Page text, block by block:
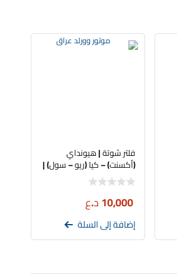
فلتر شوتة | هيونداي
(أكسنت) – كيا (ريو – سول) |
IL | 28113-1R100
10,000د.ع
إضافة إلى السلة